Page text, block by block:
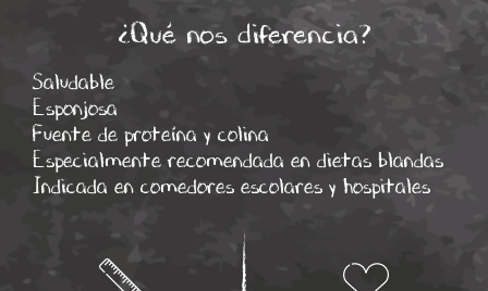
¿Qué nos diferencia?
Saludable
Esponjosa
Fuente de proteína y colina
Especialmente recomendada en dietas blandas
Indicada en comedores escolares y hospitales